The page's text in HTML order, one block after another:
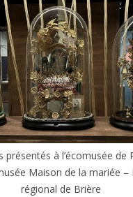
présentés à l’écomusée de
Maison de la mariée –
régional de Brière